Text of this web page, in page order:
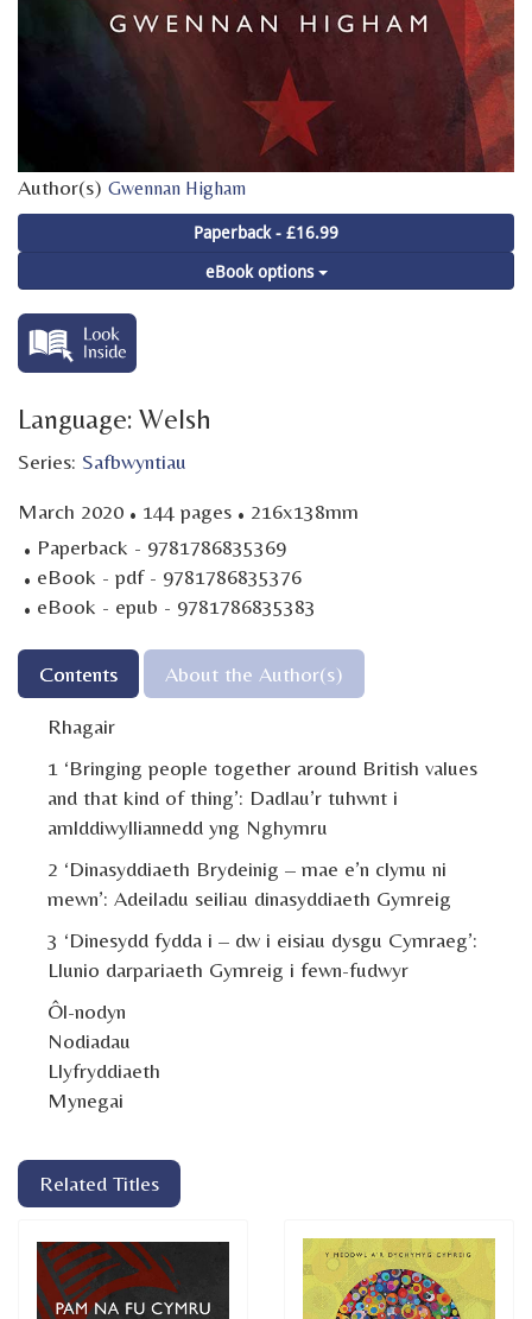
Author(s) Gwennan Higham
Paperback - £16.99
eBook options
Language: Welsh
Series: Safbwyntiau
March 2020 · 144 pages · 216x138mm
· Paperback - 9781786835369
· eBook - pdf - 9781786835376
· eBook - epub - 9781786835383
Contents About the Author(s)
Rhagair
1 ‘Bringing people together around British values
and that kind of thing’: Dadlau’r tuhwnt i
amlddiwylliannedd yng Nghymru
2 ‘Dinasyddiaeth Brydeinig – mae e’n clymu ni
mewn’: Adeiladu seiliau dinasyddiaeth Gymreig
3 ‘Dinesydd fydda i – dw i eisiau dysgu Cymraeg’:
Llunio darpariaeth Gymreig i fewn-fudwyr
Ôl-nodyn
Nodiadau
Llyfryddiaeth
Mynegai
Related Titles